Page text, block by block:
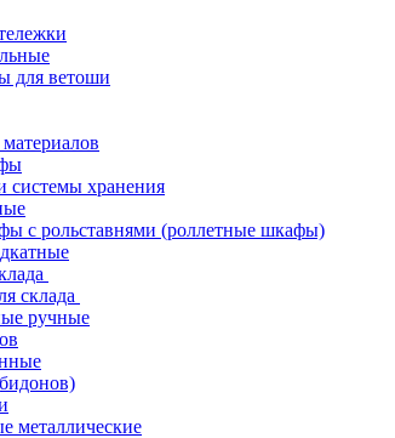
для ветоши
системы хранения
с рольставнями (роллетные шкафы)
склада
ручные
металлические